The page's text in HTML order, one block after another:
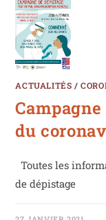
ACTUALITÉS /
du
Toutes les
de dépistage